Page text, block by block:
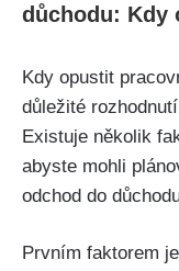
důchodu: Kdy
Kdy opustit
důležité
Existuje několik
abyste mohli
odchod do
Prvním faktorem